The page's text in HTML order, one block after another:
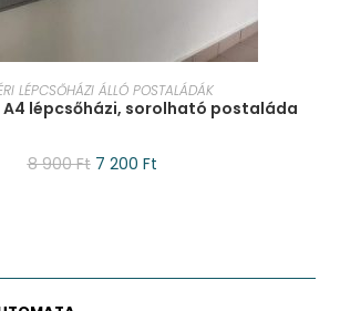
KOSÁRBA TESZEM
LÉPCSŐHÁZI ÁLLÓ POSTALÁDÁK
A4 lépcsőházi, sorolható postaláda
8 900Ft 7 200 Ft